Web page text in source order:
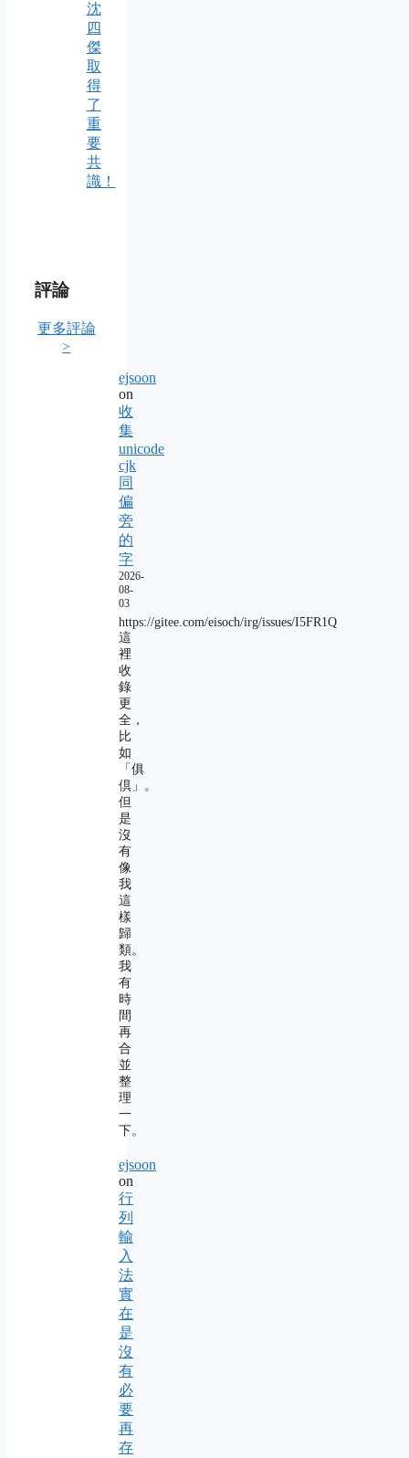
沈
四
傑
取
得
了
重
要
共
識！
評論
更多評論
>
ejsoon
on
收
集
unicode
cjk
同
偏
旁
的
字
2026-
08-
03
https://gitee.com/eisoch/irg/issues/I5FR1Q
這
裡
收
錄
更
全，
比
如
「俱
倶」。
但
是
沒
有
像
我
這
樣
歸
類。
我
有
時
間
再
合
並
整
理
一
下。
ejsoon
on
行
列
輸
入
法
實
在
是
沒
有
必
要
再
存